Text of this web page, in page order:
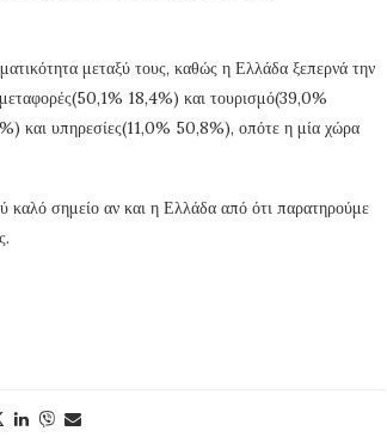
μεταξύ τους, καθώς η Ελλάδα ξεπερνά την
18,4%) και τουρισμό(39,0%
και υπηρεσίες(11,0% 50,8%), οπότε η μία χώρα
καλό σημείο αν και η Ελλάδα από ότι παρατηρούμε